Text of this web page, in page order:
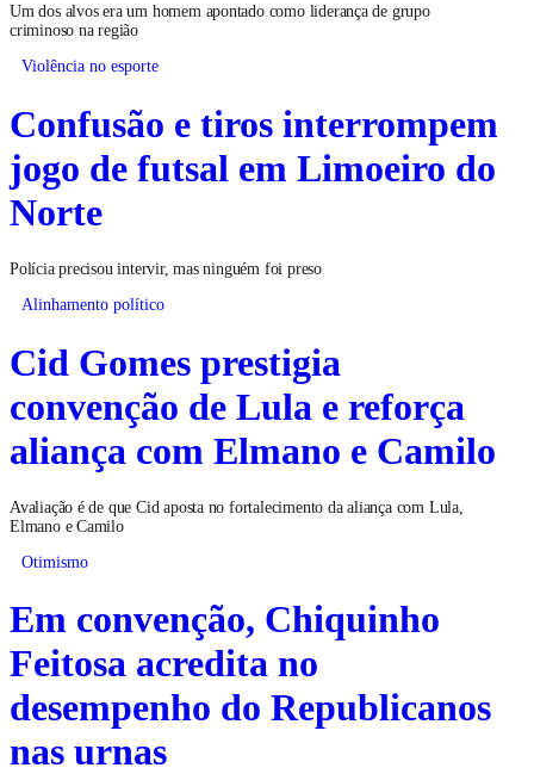
Um dos alvos era um homem apontado como liderança de grupo
criminoso na região
Violência no esporte
Confusão e tiros interrompem
jogo de futsal em Limoeiro do
Norte
Polícia precisou intervir, mas ninguém foi preso
Alinhamento político
Cid Gomes prestigia
convenção de Lula e reforça
aliança com Elmano e Camilo
Avaliação é de que Cid aposta no fortalecimento da aliança com Lula,
Elmano e Camilo
Otimismo
Em convenção, Chiquinho
Feitosa acredita no
desempenho do Republicanos
nas urnas